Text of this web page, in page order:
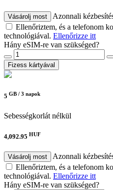
Vásárolj most
Azonnali
Ellenőriztem, és a telefonom
technológiával. Ellenőrizze itt
Hány eSIM-re van szükséged?
Fizess kártyával
5 GB / 3 napok
Sebességkorlát nélkül
4,092.95 HUF
Vásárolj most
Azonnali
Ellenőriztem, és a telefonom
technológiával. Ellenőrizze itt
Hány eSIM-re van szükséged?